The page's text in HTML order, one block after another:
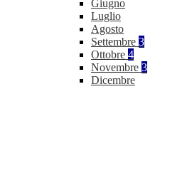
Giugno
Luglio
Agosto
Settembre 3
Ottobre 4
Novembre 3
Dicembre